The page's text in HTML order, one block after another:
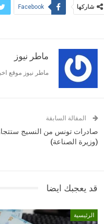
شاركها Facebook
ماطر نيوز
ماطر نيوز موقع
المقالة السابقة
(وزيرة الصناعة)
قد يعجبك ايضا
الرئيسية